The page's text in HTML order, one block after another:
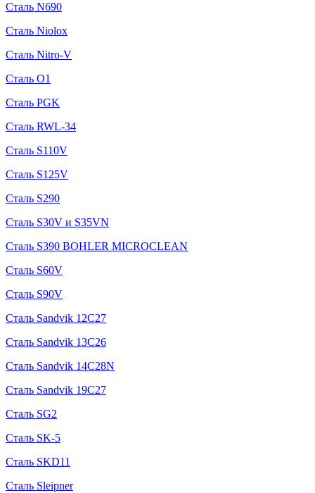
Сталь N690
Сталь Niolox
Сталь Nitro-V
Сталь O1
Сталь PGK
Сталь RWL-34
Сталь S110V
Сталь S125V
Сталь S290
Сталь S30V и S35VN
Сталь S390 BOHLER MICROCLEAN
Сталь S60V
Сталь S90V
Сталь Sandvik 12C27
Сталь Sandvik 13C26
Сталь Sandvik 14C28N
Сталь Sandvik 19C27
Сталь SG2
Сталь SK-5
Сталь SKD11
Сталь Sleipner